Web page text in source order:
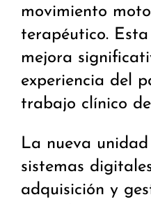
movimiento
terapéutico.
mejora
experiencia del
trabajo clínico
La nueva
sistemas
adquisición y